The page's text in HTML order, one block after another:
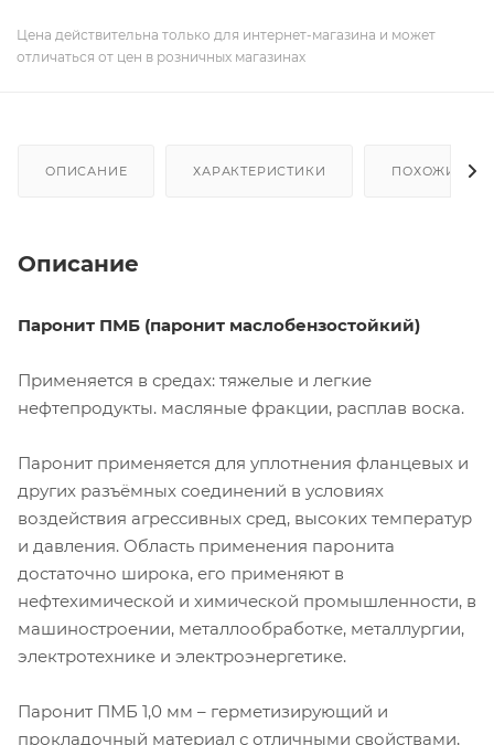
Цена действительна только для интернет-магазина и может
отличаться от цен в розничных магазинах
ОПИСАНИЕ ХАРАКТЕРИСТИКИ ПОХОЖИЕ
Описание
Паронит ПМБ (паронит маслобензостойкий)
Применяется в средах: тяжелые и легкие
нефтепродукты. масляные фракции, расплав воска.
Паронит применяется для уплотнения фланцевых и
других разъёмных соединений в условиях
воздействия агрессивных сред, высоких температур
и давления. Область применения паронита
достаточно широка, его применяют в
нефтехимической и химической промышленности, в
машиностроении, металлообработке, металлургии,
электротехнике и электроэнергетике.
Паронит ПМБ 1,0 мм – герметизирующий и
прокладочный материал с отличными свойствами,